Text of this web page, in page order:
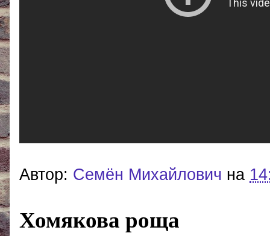
Автор: Cемён Михайлович на
Хомякова роща